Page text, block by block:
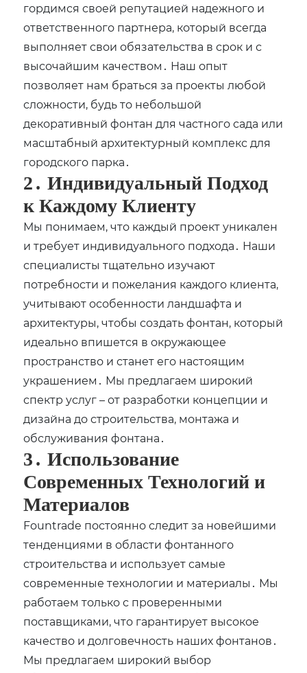
гордимся своей репутацией надежного и
ответственного партнера, который всегда
выполняет свои обязательства в срок и с
высочайшим качеством․ Наш опыт
позволяет нам браться за проекты любой
сложности, будь то небольшой
декоративный фонтан для частного сада или
масштабный архитектурный комплекс для
городского парка․
2․ Индивидуальный Подход
к Каждому Клиенту
Мы понимаем, что каждый проект уникален
и требует индивидуального подхода․ Наши
специалисты тщательно изучают
потребности и пожелания каждого клиента,
учитывают особенности ландшафта и
архитектуры, чтобы создать фонтан, который
идеально впишется в окружающее
пространство и станет его настоящим
украшением․ Мы предлагаем широкий
спектр услуг – от разработки концепции и
дизайна до строительства, монтажа и
обслуживания фонтана․
3․ Использование
Современных Технологий и
Материалов
Fountrade постоянно следит за новейшими
тенденциями в области фонтанного
строительства и использует самые
современные технологии и материалы․ Мы
работаем только с проверенными
поставщиками, что гарантирует высокое
качество и долговечность наших фонтанов․
Мы предлагаем широкий выбор